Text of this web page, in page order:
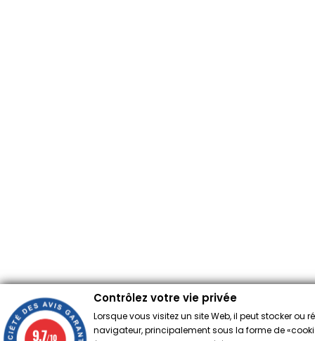
Contrôlez votre vie privée
Lorsque vous visitez un site Web, il peut stocker ou
navigateur, principalement sous la forme de
9.7/10